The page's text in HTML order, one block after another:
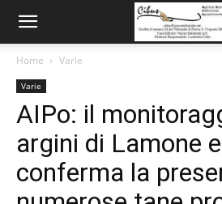
Home Varie
Varie
AIPo: il
argini di Lamone
conferma la